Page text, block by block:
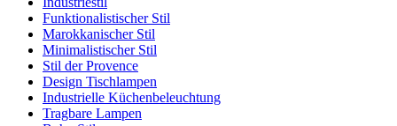
Funktionalistischer Stil
Marokkanischer Stil
Minimalistischer Stil
Stil der Provence
Design Tischlampen
Industrielle Küchenbeleuchtung
Tragbare Lampen